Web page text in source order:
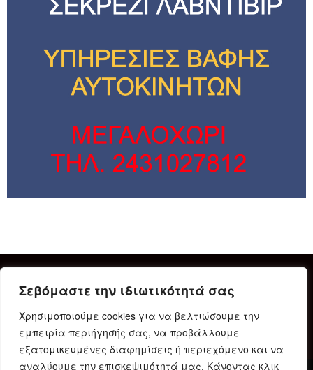
Σεβόμαστε την ιδιωτικότητά σας
Χρησιμοποιούμε cookies για να βελτιώσουμε την
εμπειρία περιήγησής σας, να προβάλλουμε
εξατομικευμένες διαφημίσεις ή περιεχόμενο και να
αναλύουμε την επισκεψιμότητά μας. Κάνοντας κλικ